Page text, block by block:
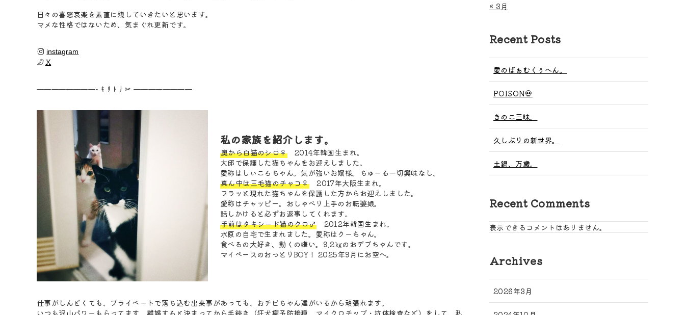
日々の喜怒哀楽を素直に残していきたいと思います。
マメな性格ではないため、気まぐれ更新です。
instagram
X
————————- ｷ ﾘ ﾄ ﾘ ✂ ————————
私の家族を紹介します。
奥から白猫のシロ♀2014年韓国生まれ。
大邱で保護した猫ちゃんをお迎えしました。
愛称はしぃころちゃん。気が強いお嬢様。ちゅーる一切興味なし。
真ん中は三毛猫のチャコ♀2017年大阪生まれ。
フラッと現れた猫ちゃんを保護した方からお迎えしました。
愛称はチャッピー。おしゃべり上手のお転婆娘。
話しかけると必ずお返事してくれます。
手前はタキシード猫のクロ♂ 2012年韓国生まれ。
水原の自宅で生まれました。愛称はクーちゃん。
食べるの大好き、動くの嫌い。9.2㎏のおデブちゃんです。
マイペースのおっとりBOY！ 2025年9月にお空へ。
仕事がしんどくても、プライベートで落ち込む出来事があっても、おチビちゃん達がいるから頑張れます。
いつも沢山パワーもらってます。離婚すると決まってから手続き（狂犬病予防接種、マイクロチップ・抗体検査など）をして、私
« 3月
Recent Posts
愛のばぁむくぅへん。
POISON💀
きのこ三昧。
久しぶりの新世界。
土鍋、万歳。
Recent Comments
表示できるコメントはありません。
Archives
2026年3月